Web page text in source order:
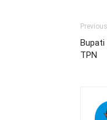
Bupati
TPN